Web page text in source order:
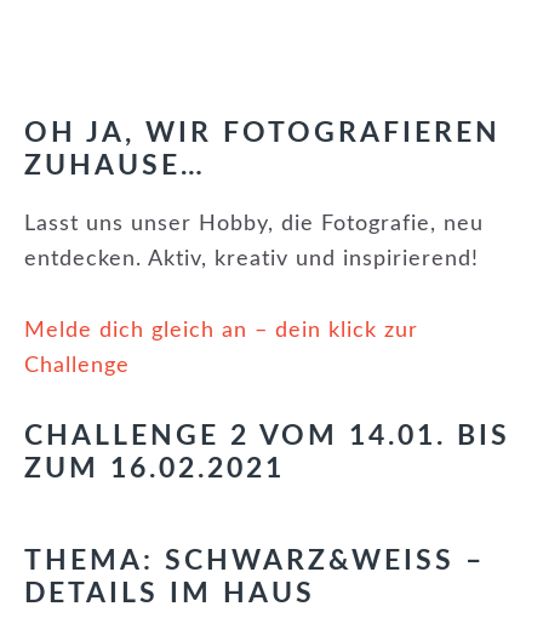
OH JA, WIR FOTOGRAFIEREN
ZUHAUSE…
Lasst uns unser Hobby, die Fotografie, neu
entdecken. Aktiv, kreativ und inspirierend!
Melde dich gleich an – dein klick zur
Challenge
CHALLENGE 2 VOM 14.01. BIS
ZUM 16.02.2021
THEMA: SCHWARZ&WEISS –
DETAILS IM HAUS